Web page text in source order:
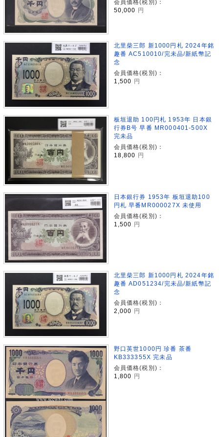
会員価格(税別)：
50,000 円
北里柴三郎 新1000円札 2024年銘
趣番 AC510010/完未品/新紙幣記
念
会員価格(税別)：
1,500
円
板垣退助 100円札 1953年 日本銀
行券B号 早番 MR000401-500X
完未品
会員価格(税別)：
18,800 円
日本銀行券 1953年 板垣退助100
円札 早番MR000027X 未使用
会員価格(税別)：
1,500
円
北里柴三郎 新1000円札 2024年銘
趣番 AD051234/完未品/新紙幣記
念
会員価格(税別)：
2,000
円
野口英世1000円 珍番 茶番
KB333355X 完未品
会員価格(税別)：
1,800 円